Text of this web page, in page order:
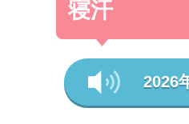
寝汗
2026